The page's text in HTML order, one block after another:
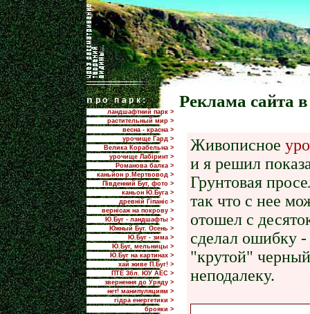
nро парк:
ландшафтний парк >
растительный мир >
весна - красна >
урочище Гард >
Велика Корабельна >
урочище Лабіринт >
Романова балка >
каньйон р.Мертвовод >
Південний Буг, фото >
каньон Ю.Буга >
древній Гіпаніс >
вернісаж на покрову >
Ю.Буг - ландшафты >
Южный Буг. Осень >
Ю.Буг - зима >
Ю.Буг, мельницы >
Ю.Буг на картинах >
хай живе П.Буг! >
ПТЕ 3бл. ЮУ АЕС >
звернення до Уряду >
нет! манипуляциям >
гідра енергетики >
брояки >
Реклама сайта
Живописное
и я решил
Грунтовая
так что c нее
отошел с
сделал ошибку
"крутой"
неподалеку.